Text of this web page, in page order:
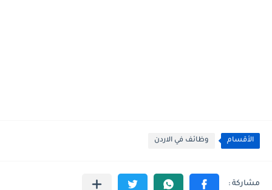
الأقسام وظائف في الاردن